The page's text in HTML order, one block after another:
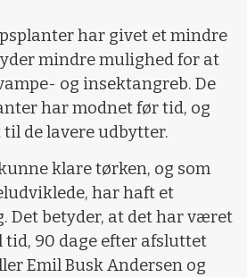
har givet et mindre
mindre mulighed for at
og insektangreb. De
har modnet før tid, og
de lavere udbytter.
klare tørken, og som
har haft et
Det betyder, at det har været
90 dage efter afsluttet
Emil Busk Andersen og